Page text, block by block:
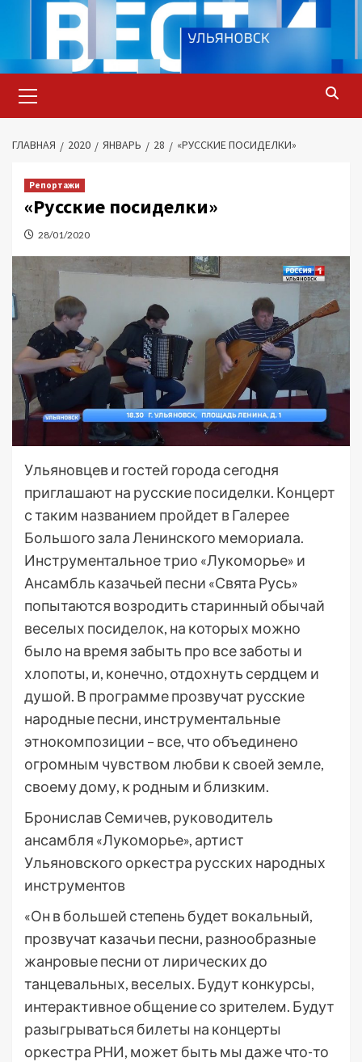
содержимому
меню
ГЛАВНАЯ 2020 ЯНВАРЬ 28 «РУССКИЕ ПОСИДЕЛКИ»
Репортажи
«Русские посиделки»
28/01/2020
Ульяновцев и гостей города сегодня
приглашают на русские посиделки. Концерт
с таким названием пройдет в Галерее
Большого зала Ленинского мемориала.
Инструментальное трио «Лукоморье» и
Ансамбль казачьей песни «Свята Русь»
попытаются возродить старинный обычай
веселых посиделок, на которых можно
было на время забыть про все заботы и
хлопоты, и, конечно, отдохнуть сердцем и
душой. В программе прозвучат русские
народные песни, инструментальные
этнокомпозиции – все, что объединено
огромным чувством любви к своей земле,
своему дому, к родным и близким.
Бронислав Семичев, руководитель
ансамбля «Лукоморье», артист
Ульяновского оркестра русских народных
инструментов
«Он в большей степень будет вокальный,
прозвучат казачьи песни, разнообразные
жанровые песни от лирических до
танцевальных, веселых. Будут конкурсы,
интерактивное общение со зрителем. Будут
разыгрываться билеты на концерты
оркестра РНИ, может быть мы даже что-то